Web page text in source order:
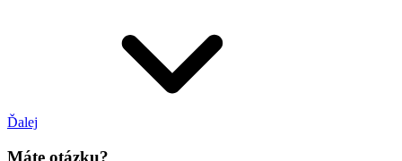
Ďalej
Máte otázku?